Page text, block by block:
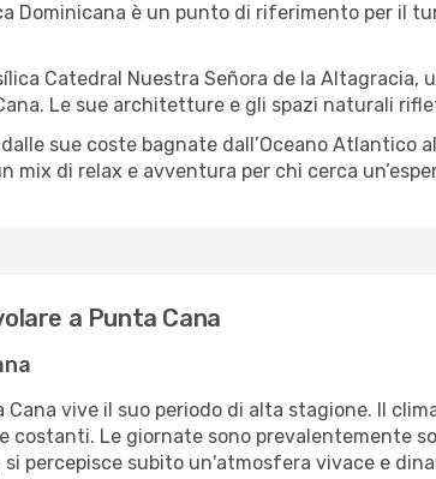
Dominicana è un punto di riferimento per il
Catedral Nuestra Señora de la
Le sue architetture e gli spazi naturali
sue coste bagnate dall’Oceano Atlantico
mix di relax e avventura per chi cerca
a Punta Cana
Cana vive il suo periodo di alta stagione. Il
costanti. Le giornate sono prevalentemente
percepisce subito un'atmosfera vivace e